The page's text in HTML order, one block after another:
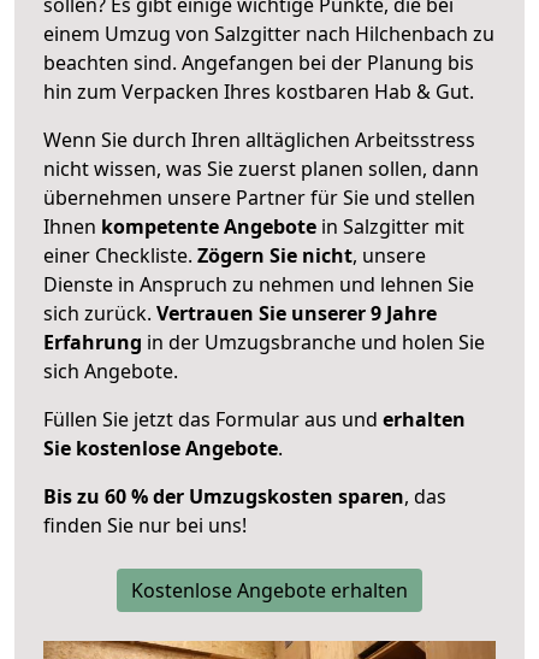
einem Umzug von Salzgitter nach Hilchenbach zu
beachten sind. Angefangen bei der Planung bis
hin zum Verpacken Ihres kostbaren Hab & Gut.
Wenn Sie durch Ihren alltäglichen Arbeitsstress
nicht wissen, was Sie zuerst planen sollen, dann
übernehmen unsere Partner für Sie und stellen
Ihnen kompetente Angebote in Salzgitter mit
einer Checkliste. Zögern Sie nicht, unsere
Dienste in Anspruch zu nehmen und lehnen Sie
sich zurück. Vertrauen Sie unserer 9 Jahre
Erfahrung in der Umzugsbranche und holen Sie
sich Angebote.
Füllen Sie jetzt das Formular aus und erhalten
Sie kostenlose Angebote.
Bis zu 60 % der Umzugskosten sparen, das
finden Sie nur bei uns!
Kostenlose Angebote erhalten